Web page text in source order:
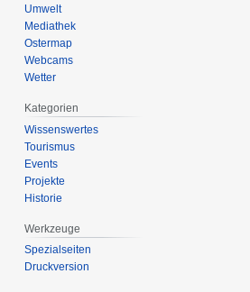
Umwelt
Mediathek
Ostermap
Webcams
Wetter
Kategorien
Wissenswertes
Tourismus
Events
Projekte
Historie
Werkzeuge
Spezialseiten
Druckversion